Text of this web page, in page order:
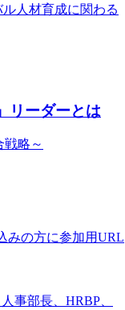
人材育成に関わる
リーダーとは
戦略～
の方に参加用URL
事部長、HRBP、